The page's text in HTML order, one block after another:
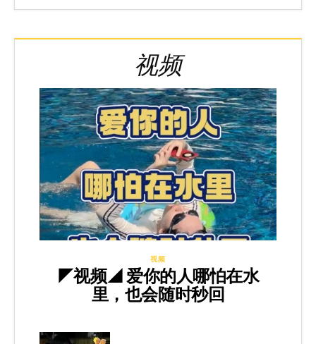
视频
视频
◤视频◢ 爱你的人哪怕在水
里，也会随时秒回